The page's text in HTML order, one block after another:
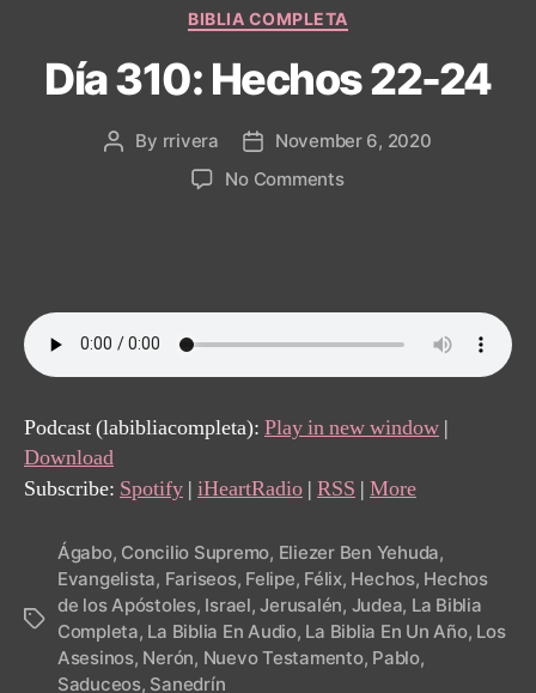
Categories
BIBLIA COMPLETA
Día 310: Hechos 22-24
Post
By rrivera
Post
date
November 6, 2020
No Commentson
24
Podcast (labibliacompleta): Play in new window |
Download
Subscribe: Spotify | iHeartRadio | RSS | More
Tags
Ágabo, Concilio Supremo, Eliezer Ben Yehuda,
Evangelista, Fariseos, Felipe, Félix, Hechos, Hechos
de los Apóstoles, Israel,Jerusalén, Judea, La Biblia
Completa, La Biblia En Audio, La Biblia En Un Año, Los
Asesinos, Nerón, Nuevo Testamento, Pablo,
Saduceos, Sanedrín